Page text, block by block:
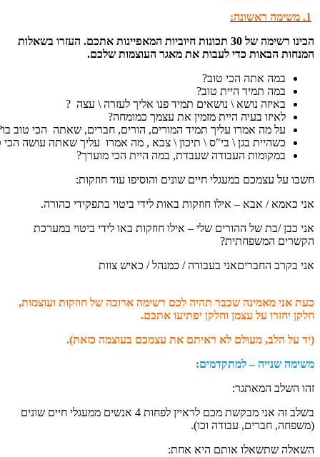
הכינו רשימה של 30 תכונות חיוביות המאפיינות אתכם. העזרו בשאלות
הבאות כדי לעבות את מאגר העוצמות שלכם.
במה אתה הכי טוב?
במה תמיד היית טוב?
באיזה נושא \ נושאים תמיד פנו אליך לעזרה \ עצה ?
לאיזו בעיה היית מזמין את עצמך כמומחה?
על מה אמרו עליך תמיד המורים, הורים, חברים, שאתה הכי טוב בו?
כשהיית בגן \ בי"ס \ תיכון \ צבא , מה אמרו עליך שאתה עושה הכי טוב?
במקומות העבודה שעבדת, במה היית הכי מוערך?
על עצמכם במעגלי חיים שונים והוסיפו עוד חוזקות:
כאמא / אבא – אילו חוזקות באות לידי ביטוי בתפקידי כהורה.
כבן /בת של ההורים שלי – אילו חוזקות באו לידי ביטוי במערכת
המשפחתית?
בקרב החבריםאני בעבודה / כמנהל / כאיש צוות
אני מאמינה שכבר תהיה לכם רשימה ארוכה של חוזקות ועוצמות,
יחזרו על עצמן וחלקן יפתיעו אתכם.
על הלב, מעולם לא ראיתם את עצמכם בעוצמה כזאת).
שנייה – למתקדמים:
השלב המאתגר:
בשלב זה אני מבקשת מכם לראיין לפחות 4 אנשים ממעגלי חיים שונים
חברים, עבודה וכו).
שתשאלו אותם היא אחת: